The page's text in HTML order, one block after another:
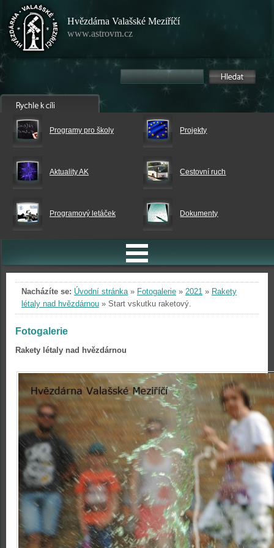
Hvězdárna Valašské Meziříčí
www.astrovm.cz
Programy pro školy Projekty
Aktuality AK Cestovní ruch
Programový letáček Dokumenty
Nacházíte se: Úvodní stránka» Fotogalerie » 2021 » Rakety
létaly nad hvězdárnou » Start vskutku raketový.
Fotogalerie
Rakety létaly nad hvězdárnou